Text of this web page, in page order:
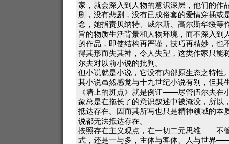
家，就会深入到人物的意识深层，他们的作
剧，没有悲剧，没有已成俗套的爱情穿插或
念，她指责贝纳特、威尔斯、高尔斯华绥等
旨的物质生活背景和人物环境，而不深入到
的作品，即使结构再严谨，技巧再精妙，也
得其形而失其神，令人失望，这类作家只能
尔夫对以前小说的批判。
但小说就是小说，它没有内部原生态之特性
其小说虽然感觉与十九世纪小说有别，但其
《墙上的斑点》就是例证——尽管伍尔夫在
象总是在拖长了的意识叙述中被淹没，所以
抵达存在。因而其所写也只是精神领域的本
说都无法抵达存在。
按照存在主义观点，在一切二元思维——不
式，还是一与多，主体与客体、人与世界